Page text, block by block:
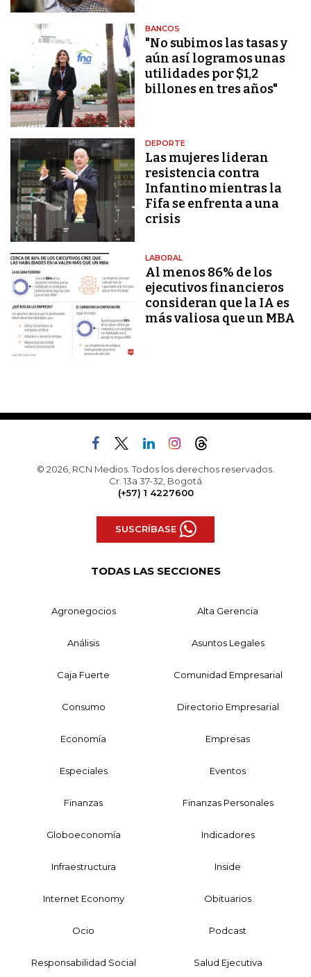
BANCOS
"No subimos las tasas y
aún así logramos unas
utilidades por $1,2
billones en tres años"
DEPORTE
Las mujeres lideran
resistencia contra
Infantino mientras la
Fifa se enfrenta a una
crisis
LABORAL
Al menos 86% de los
ejecutivos financieros
consideran que la IA es
más valiosa que un MBA
© 2026, RCN Medios. Todos los derechos reservados.
Cr. 13a 37-32, Bogotá
(+57) 1 4227600
SUSCRÍBASE
TODAS LAS SECCIONES
Agronegocios Alta Gerencia
Análisis Asuntos Legales
Caja Fuerte Comunidad Empresarial
Consumo Directorio Empresarial
Economía Empresas
Especiales Eventos
Finanzas Finanzas Personales
Globoeconomía Indicadores
Infraestructura Inside
Internet Economy Obituarios
Ocio Podcast
Responsabilidad Social Salud Ejecutiva